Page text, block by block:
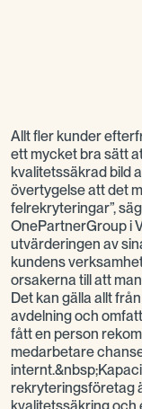
Allt fler kunder
ett mycket bra sätt
kvalitetssäkrad bild
övertygelse att det
felrekryteringar”,
OnePartnerGroup i
utvärderingen av
kundens
orsakerna till att
Det kan gälla allt
avdelning och
fått en person
medarbetare
rekryteringsföretag